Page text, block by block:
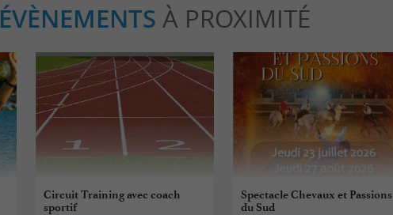
ÉVÈNEMENTS À PROXIMITÉ
Circuit Training avec coach
sportif
Spectacle Chevaux et Passions
du Sud